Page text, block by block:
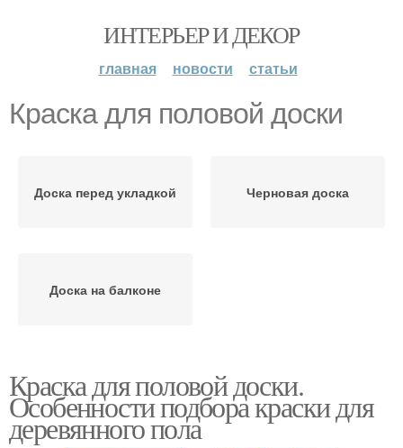
ИНТЕРЬЕР И ДЕКОР
главная новости статьи
Краска для половой доски
Доска перед укладкой Черновая доска
Доска на балконе
Краска для половой доски.
Особенности подбора краски для
деревянного пола